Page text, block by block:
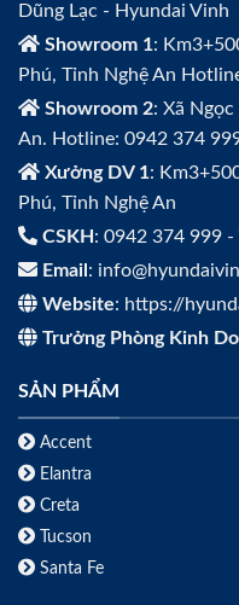
Dũng Lạc - Hyundai Vinh
Showroom 1:
Phú, Tỉnh Nghệ An
Showroom 2: Xã
An. Hotline: 0942 374
Xưởng DV 1:
Phú, Tỉnh Nghệ An
CSKH : 0942 374 999 -
Email :
Website: https://
Trưởng Phòng Kinh
SẢN PHẨM
Accent
Elantra
Creta
Tucson
Santa Fe